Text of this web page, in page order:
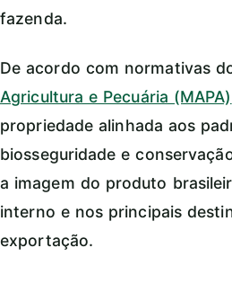
fazenda.
De acordo com normativas
Agricultura e Pecuária (MAPA)
propriedade alinhada aos
biosseguridade e
a imagem do produto
interno e nos principais
exportação.